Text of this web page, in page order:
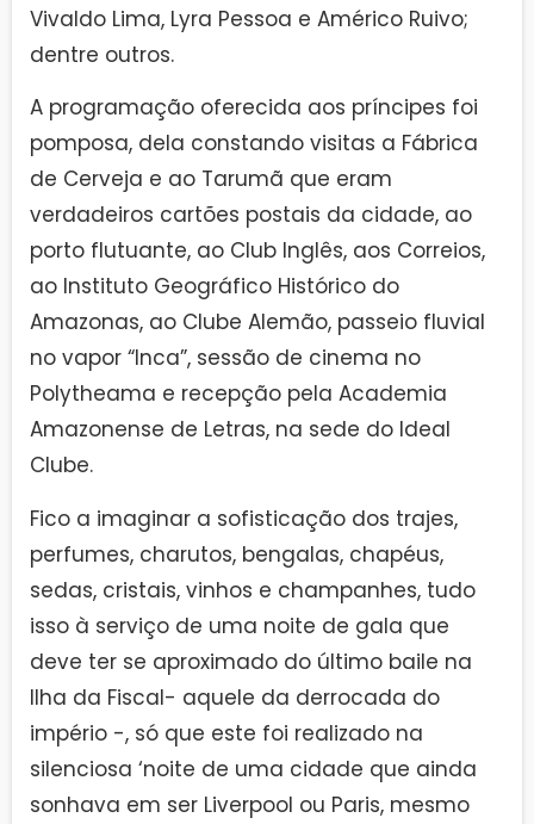
Vivaldo Lima, Lyra Pessoa e Américo Ruivo;
dentre outros.
A programação oferecida aos príncipes foi
pomposa, dela constando visitas a Fábrica
de Cerveja e ao Tarumã que eram
verdadeiros cartões postais da cidade, ao
porto flutuante, ao Club Inglês, aos Correios,
ao Instituto Geográfico Histórico do
Amazonas, ao Clube Alemão, passeio fluvial
no vapor “Inca”, sessão de cinema no
Polytheama e recepção pela Academia
Amazonense de Letras, na sede do Ideal
Clube.
Fico a imaginar a sofisticação dos trajes,
perfumes, charutos, bengalas, chapéus,
sedas, cristais, vinhos e champanhes, tudo
isso à serviço de uma noite de gala que
deve ter se aproximado do último baile na
Ilha da Fiscal- aquele da derrocada do
império -, só que este foi realizado na
silenciosa ‘noite de uma cidade que ainda
sonhava em ser Liverpool ou Paris, mesmo